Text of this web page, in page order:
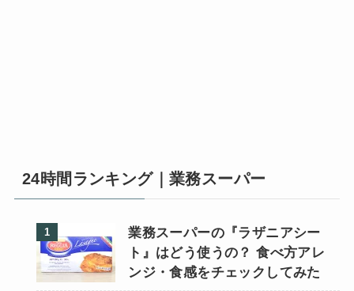
24時間ランキング｜業務スーパー
業務スーパーの『ラザニアシー
ト』はどう使うの？ 食べ方アレ
ンジ・食感をチェックしてみた